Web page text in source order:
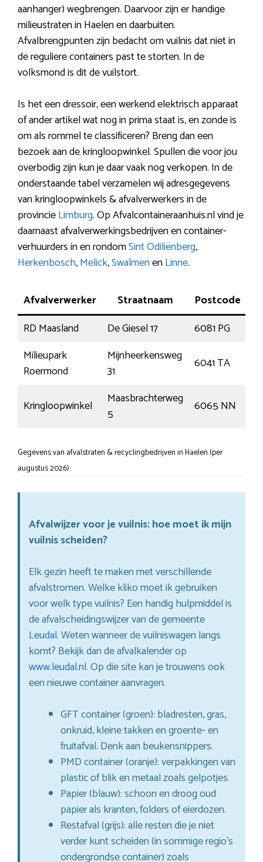
aanhanger) wegbrengen. Daarvoor zijn er handige
milieustraten in Haelen en daarbuiten.
Afvalbrengpunten zijn bedacht om vuilnis dat niet in
de reguliere containers past te storten. In de
volksmond is dit de vuilstort.
Is het een dressoir, een werkend elektrisch apparaat
of ander artikel wat nog in prima staat is, en zonde is
om als rommel te classificeren? Breng dan een
bezoek aan de kringloopwinkel. Spullen die voor jou
overbodig zijn kun je daar vaak nog verkopen. In de
onderstaande tabel verzamelen wij adresgegevens
van kringloopwinkels & afvalverwerkers in de
provincieLimburg. Op Afvalcontaineraanhuis.nl vind je
daarnaast afvalverwerkingsbedrijven en container-
verhuurders in en rondomSint Odiliënberg,
Herkenbosch,Melick,SwalmenenLinne.
Afvalverwerker Straatnaam Postcode
RD Maasland
De Giesel 17 6081 PG
Milieupark
Roermond
Mijnheerkensweg
31
6041 TA
Kringloopwinkel
Maasbrachterweg
5
6065 NN
Gegevens van afvalstraten & recyclingbedrijven in Haelen (per
augustus 2026).
Afvalwijzer voor je vuilnis: hoe moet ik mijn
vuilnis scheiden?
Elk gezin heeft te maken met verschillende
afvalstromen. Welke kliko moet ik gebruiken
voor welk type vuilnis? Een handig hulpmiddel is
de afvalscheidingswijzer van de gemeente
Leudal. Weten wanneer de vuilniswagen langs
komt? Bekijk dan de afvalkalender op
www.leudal.nl. Op die site kan je trouwens ook
een nieuwe container aanvragen.
GFT container (groen): bladresten, gras,
onkruid, kleine takken en groente- en
fruitafval. Denk aan beukensnippers.
PMD container (oranje): verpakkingen van
plastic of blik en metaal zoals gelpotjes.
Papier (blauw): schoon en droog oud
papier als kranten, folders of eierdozen.
Restafval (grijs): alle resten die je niet
verder kunt scheiden (in sommige regio’s
ondergrondse container) zoals